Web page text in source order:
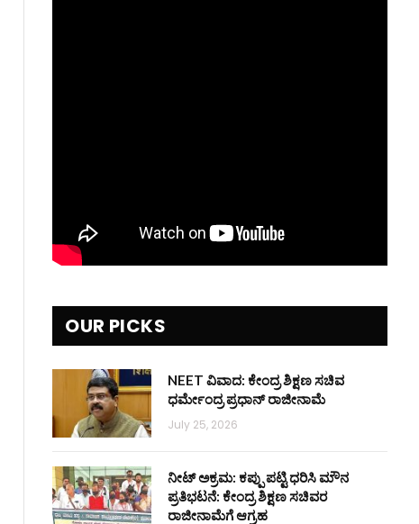
OUR PICKS
NEET ವಿವಾದ: ಕೇಂದ್ರ ಶಿಕ್ಷಣ ಸಚಿವ
ಧರ್ಮೇಂದ್ರ ಪ್ರಧಾನ್ ರಾಜೀನಾಮೆ
July 25, 2026
ನೀಟ್ ಅಕ್ರಮ: ಕಪ್ಪು ಪಟ್ಟಿ ಧರಿಸಿ ಮೌನ
ಪ್ರತಿಭಟನೆ: ಕೇಂದ್ರ ಶಿಕ್ಷಣ ಸಚಿವರ
ರಾಜೀನಾಮೆಗೆ ಆಗ್ರಹ